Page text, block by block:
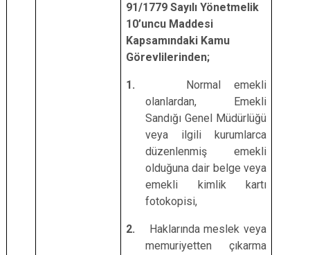
91/1779 Sayılı Yönetmelik
10’uncu Maddesi
Kapsamındaki Kamu
Görevlilerinden;
1. Normal emekli
olanlardan, Emekli
Sandığı Genel Müdürlüğü
veya ilgili kurumlarca
düzenlenmiş emekli
olduğuna dair belge veya
emekli kimlik kartı
fotokopisi,
2. Haklarında meslek veya
memuriyetten çıkarma